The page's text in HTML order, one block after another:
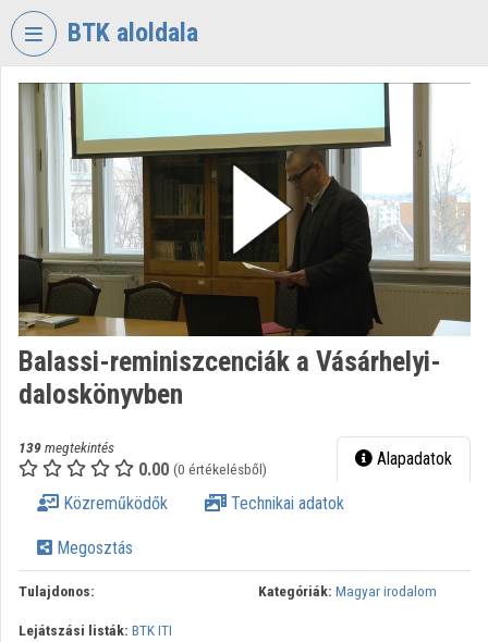
Fejléc kihagyása
BTK aloldala
VIDEO
BÖLCSÉSZETTUDOMÁNYI
KUTATÓKÖZPONT
Intézményi kezdőlap
Bejelentkezés
Intézményi felfedezés
Kategóriák
Intézményi listák
Intézmények
Közreműködők
Balassi-reminiszcenciák a Vásárhelyi-
daloskönyvben
139megtekintés
0.00 (0 értékelésből) Alapadatok
Közreműködők Technikai adatok
Megosztás
Tulajdonos: Kategóriák: Magyar irodalom
Lejátszási listák: BTK ITI